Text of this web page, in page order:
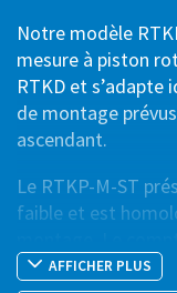
Notre modèle
mesure à piston
RTKD et
de montage
ascendant.
Le RTKP-M-ST
faible et est
cadran sec à 8
AFFICHER PLUS